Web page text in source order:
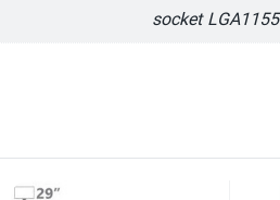
socket LGA1155